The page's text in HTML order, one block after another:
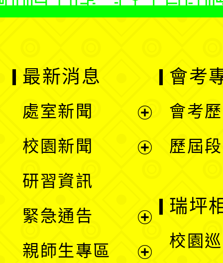
最新消息
處室新聞
單
校園新聞
選
單
研習資訊
緊急通告
親師生專區
會考
會考
歷屆
瑞坪
校園